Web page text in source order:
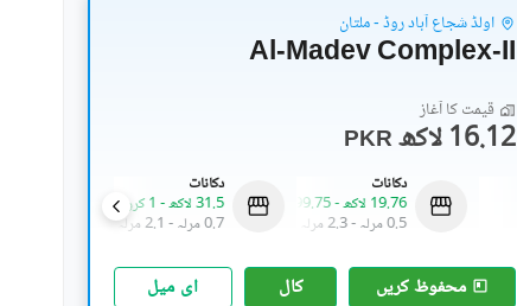
اولڈ شجاع آباد روڈ - ملتان
Al-Madev Complex-II
قیمت کا آغاز
PKR 16.12 لاکھ
دکانات
31.5 لاکھ
- 1 کروڑ
0.7 مرلہ
- 2.1 مرلہ
دکانات
19.76 لاکھ
-99.75 لاکھ
0.5 مرلہ
-2.3 مرلہ
محفوظ کریں کال ای میل